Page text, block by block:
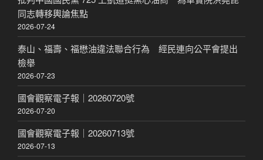
同志轉移輿論焦點
2026-07-24
泰山、福壽、福懋油違法聯合行為 經民連向公平會提出
檢舉
2026-07-23
國會觀察電子報｜20260720號
2026-07-20
國會觀察電子報｜20260713號
2026-07-13